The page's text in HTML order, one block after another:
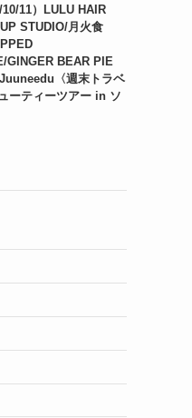
10/11）LULU HAIR
STUDIO/月火食
GINGER BEAR PIE
〈週末トラベ
ーティーツアー in ソ